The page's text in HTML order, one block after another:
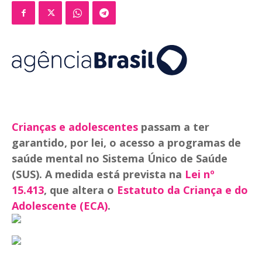
Crianças e adolescentes passam a ter
garantido, por lei, o acesso a programas de
saúde mental no Sistema Único de Saúde
(SUS). A medida está prevista na Lei nº
15.413, que altera o Estatuto da Criança e do
Adolescente (ECA).